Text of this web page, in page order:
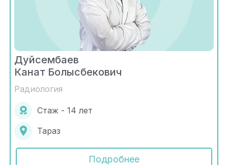
Дуйсембаев
Канат Болысбекович
Радиология
Стаж - 14 лет
Тараз
Подробнее